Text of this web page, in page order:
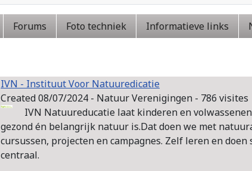
Forums Foto techniek Informatieve links
IVN - Instituut Voor Natuuredicatie
Created 08/07/2024 - Natuur Verenigingen - 786 visites
IVN Natuureducatie laat kinderen en
gezond én belangrijk natuur is.Dat doen we met
cursussen, projecten en campagnes. Zelf leren en
centraal.